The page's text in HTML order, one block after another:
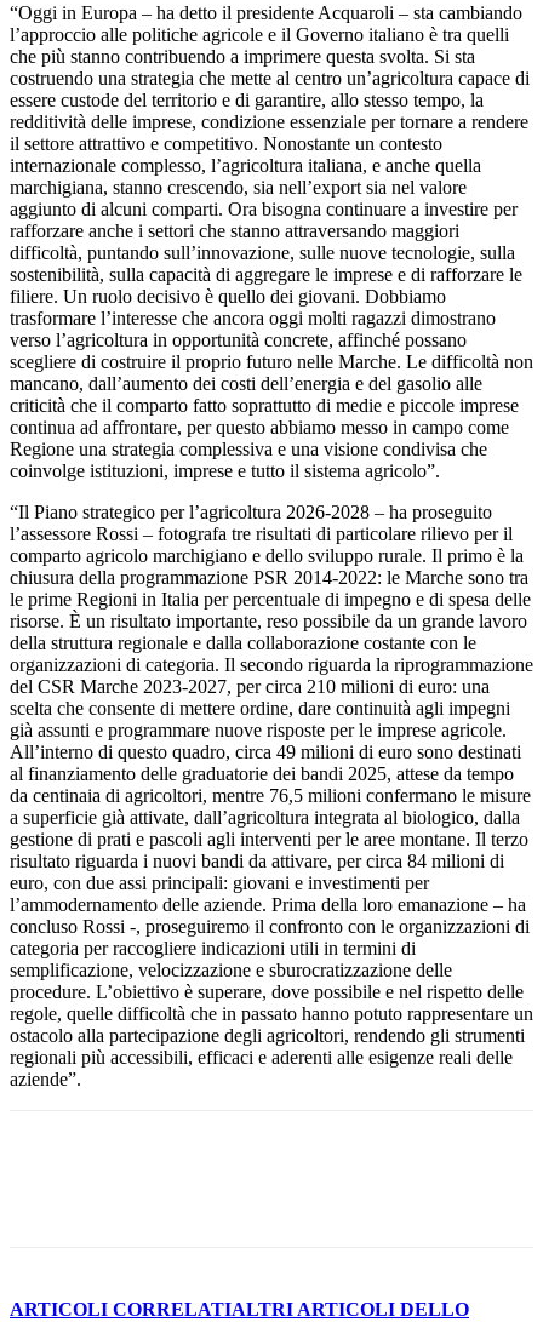
“Oggi in Europa – ha detto il presidente Acquaroli – sta cambiando
l’approccio alle politiche agricole e il Governo italiano è tra quelli
che più stanno contribuendo a imprimere questa svolta. Si sta
costruendo una strategia che mette al centro un’agricoltura capace di
essere custode del territorio e di garantire, allo stesso tempo, la
redditività delle imprese, condizione essenziale per tornare a rendere
il settore attrattivo e competitivo. Nonostante un contesto
internazionale complesso, l’agricoltura italiana, e anche quella
marchigiana, stanno crescendo, sia nell’export sia nel valore
aggiunto di alcuni comparti. Ora bisogna continuare a investire per
rafforzare anche i settori che stanno attraversando maggiori
difficoltà, puntando sull’innovazione, sulle nuove tecnologie, sulla
sostenibilità, sulla capacità di aggregare le imprese e di rafforzare le
filiere. Un ruolo decisivo è quello dei giovani. Dobbiamo
trasformare l’interesse che ancora oggi molti ragazzi dimostrano
verso l’agricoltura in opportunità concrete, affinché possano
scegliere di costruire il proprio futuro nelle Marche. Le difficoltà non
mancano, dall’aumento dei costi dell’energia e del gasolio alle
criticità che il comparto fatto soprattutto di medie e piccole imprese
continua ad affrontare, per questo abbiamo messo in campo come
Regione una strategia complessiva e una visione condivisa che
coinvolge istituzioni, imprese e tutto il sistema agricolo”.
“Il Piano strategico per l’agricoltura 2026-2028 – ha proseguito
l’assessore Rossi – fotografa tre risultati di particolare rilievo per il
comparto agricolo marchigiano e dello sviluppo rurale. Il primo è la
chiusura della programmazione PSR 2014-2022: le Marche sono tra
le prime Regioni in Italia per percentuale di impegno e di spesa delle
risorse. È un risultato importante, reso possibile da un grande lavoro
della struttura regionale e dalla collaborazione costante con le
organizzazioni di categoria. Il secondo riguarda la riprogrammazione
del CSR Marche 2023-2027, per circa 210 milioni di euro: una
scelta che consente di mettere ordine, dare continuità agli impegni
già assunti e programmare nuove risposte per le imprese agricole.
All’interno di questo quadro, circa 49 milioni di euro sono destinati
al finanziamento delle graduatorie dei bandi 2025, attese da tempo
da centinaia di agricoltori, mentre 76,5 milioni confermano le misure
a superficie già attivate, dall’agricoltura integrata al biologico, dalla
gestione di prati e pascoli agli interventi per le aree montane. Il terzo
risultato riguarda i nuovi bandi da attivare, per circa 84 milioni di
euro, con due assi principali: giovani e investimenti per
l’ammodernamento delle aziende. Prima della loro emanazione – ha
concluso Rossi -, proseguiremo il confronto con le organizzazioni di
categoria per raccogliere indicazioni utili in termini di
semplificazione, velocizzazione e sburocratizzazione delle
procedure. L’obiettivo è superare, dove possibile e nel rispetto delle
regole, quelle difficoltà che in passato hanno potuto rappresentare un
ostacolo alla partecipazione degli agricoltori, rendendo gli strumenti
regionali più accessibili, efficaci e aderenti alle esigenze reali delle
aziende”.
ARTICOLI CORRELATIALTRI ARTICOLI DELLO